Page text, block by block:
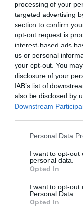
processing of your
targeted advertising
section to confirm
opt-out request is
interest-based ads
us or personal
your opt-out. You
disclosure of your
IAB’s list of
also be disclosed by
Downstream
Please note that this
not limited to your
grant or deny
use your data for
consent section.
Personal Data
I want to opt-out
personal data.
Opted In
I want to opt-out
Personal Data.
Opted In